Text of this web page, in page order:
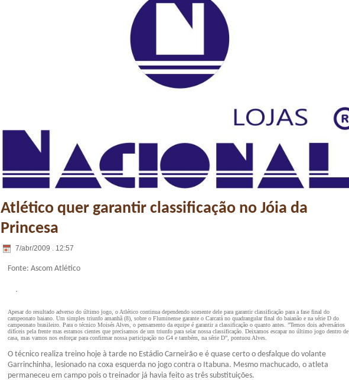
Atlético quer garantir classificação no Jóia da
Princesa
7/abr/2009 . 12:57
Fonte: Ascom Atlético
Apesar do resultado adverso do último jogo, o Atlético continua dependendo somente dele para garantir classificação para a fase final do
campeonato baiano. Um simples triunfo amanhã (8), sobre o Fluminense garante o Carcará no quadrangular final do baianão e na série D do
campeonato brasileiro. Para o técnico Moisés Alves, o pensamento da equipe é garantir a classificação o quanto antes. ”Temos dois adversários
difíceis pela frente mas estamos cientes que precisamos de um triunfo para selar nossa classificação. Deixamos escapar no último jogo dentro de
casa, mas vamos nos esforçar para confirmar nossa participação no G4 e também, na série D”, pontuou Alves.
O técnico realiza treino hoje à tarde no Estádio Carneirão e é quase certo o desfalque do volante
Garrinchinha, lesionado na coxa esquerda no jogo contra o Itabuna. Mesmo machucado, o atleta
permaneceu em campo pois o treinador já havia feito as três substituições.